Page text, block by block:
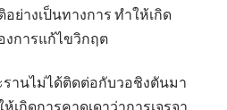
ย่างเป็นทางการ ทำให้เกิด
การแก้ไขวิกฤต
รานไม่ได้ติดต่อกับวอชิงตันมา